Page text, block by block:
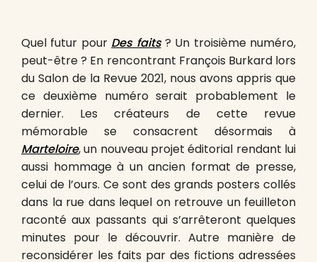
Quel futur pour Des faits ? Un troisième numéro,
peut-être ? En rencontrant François Burkard lors
du Salon de la Revue 2021, nous avons appris que
ce deuxième numéro serait probablement le
dernier. Les créateurs de cette revue
mémorable se consacrent désormais à
Marteloire, un nouveau projet éditorial rendant lui
aussi hommage à un ancien format de presse,
celui de l’ours. Ce sont des grands posters collés
dans la rue dans lequel on retrouve un feuilleton
raconté aux passants qui s’arrêteront quelques
minutes pour le découvrir. Autre manière de
reconsidérer les faits par des fictions adressées